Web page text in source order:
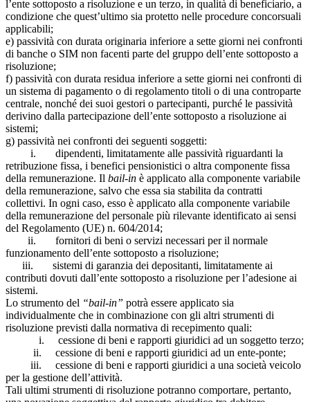
l’ente sottoposto a risoluzione e un terzo, in qualità di beneficiario, a
condizione che quest’ultimo sia protetto nelle procedure concorsuali
applicabili;
e) passività con durata originaria inferiore a sette giorni nei confronti
di banche o SIM non facenti parte del gruppo dell’ente sottoposto a
risoluzione;
f) passività con durata residua inferiore a sette giorni nei confronti di
un sistema di pagamento o di regolamento titoli o di una controparte
centrale, nonché dei suoi gestori o partecipanti, purché le passività
derivino dalla partecipazione dell’ente sottoposto a risoluzione ai
sistemi;
g) passività nei confronti dei seguenti soggetti:
i. dipendenti, limitatamente alle passività riguardanti la
retribuzione fissa, i benefici pensionistici o altra componente fissa
della remunerazione. Il bail-in è applicato alla componente variabile
della remunerazione, salvo che essa sia stabilita da contratti
collettivi. In ogni caso, esso è applicato alla componente variabile
della remunerazione del personale più rilevante identificato ai sensi
del Regolamento (UE) n. 604/2014;
ii. fornitori di beni o servizi necessari per il normale
funzionamento dell’ente sottoposto a risoluzione;
iii. sistemi di garanzia dei depositanti, limitatamente ai
contributi dovuti dall’ente sottoposto a risoluzione per l’adesione ai
sistemi.
Lo strumento del “bail-in” potrà essere applicato sia
individualmente che in combinazione con gli altri strumenti di
risoluzione previsti dalla normativa di recepimento quali:
i. cessione di beni e rapporti giuridici ad un soggetto terzo;
ii. cessione di beni e rapporti giuridici ad un ente-ponte;
iii. cessione di beni e rapporti giuridici a una società veicolo
per la gestione dell’attività.
Tali ultimi strumenti di risoluzione potranno comportare, pertanto,